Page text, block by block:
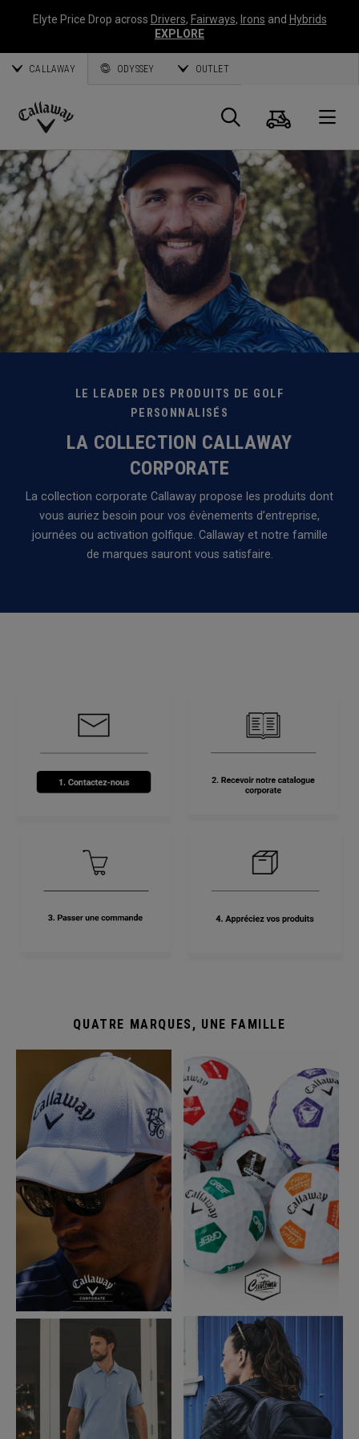
Elyte Price Drop across Drivers, Fairways, Irons and Hybrids
EXPLORE
CALLAWAY ODYSSEY OUTLET
Callaway
Golf
Panier
LE LEADER DES PRODUITS DE GOLF
PERSONNALISÉS
LA COLLECTION CALLAWAY
CORPORATE
La collection corporate Callaway propose les produits dont
vous auriez besoin pour vos évènements d’entreprise,
journées ou activation golfique. Callaway et notre famille
de marques sauront vous satisfaire.
QUATRE MARQUES, UNE FAMILLE